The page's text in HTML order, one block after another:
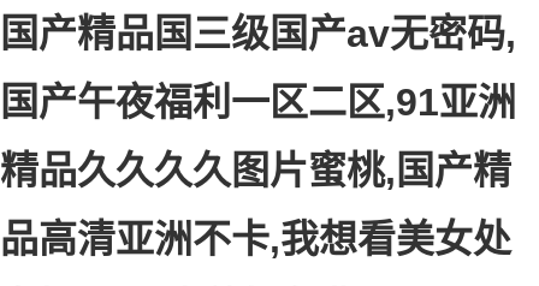
国产精品国三级国产av无密码,
国产午夜福利一区二区,91亚洲
精品久久久久图片蜜桃,国产精
品高清亚洲不卡,我想看美女处